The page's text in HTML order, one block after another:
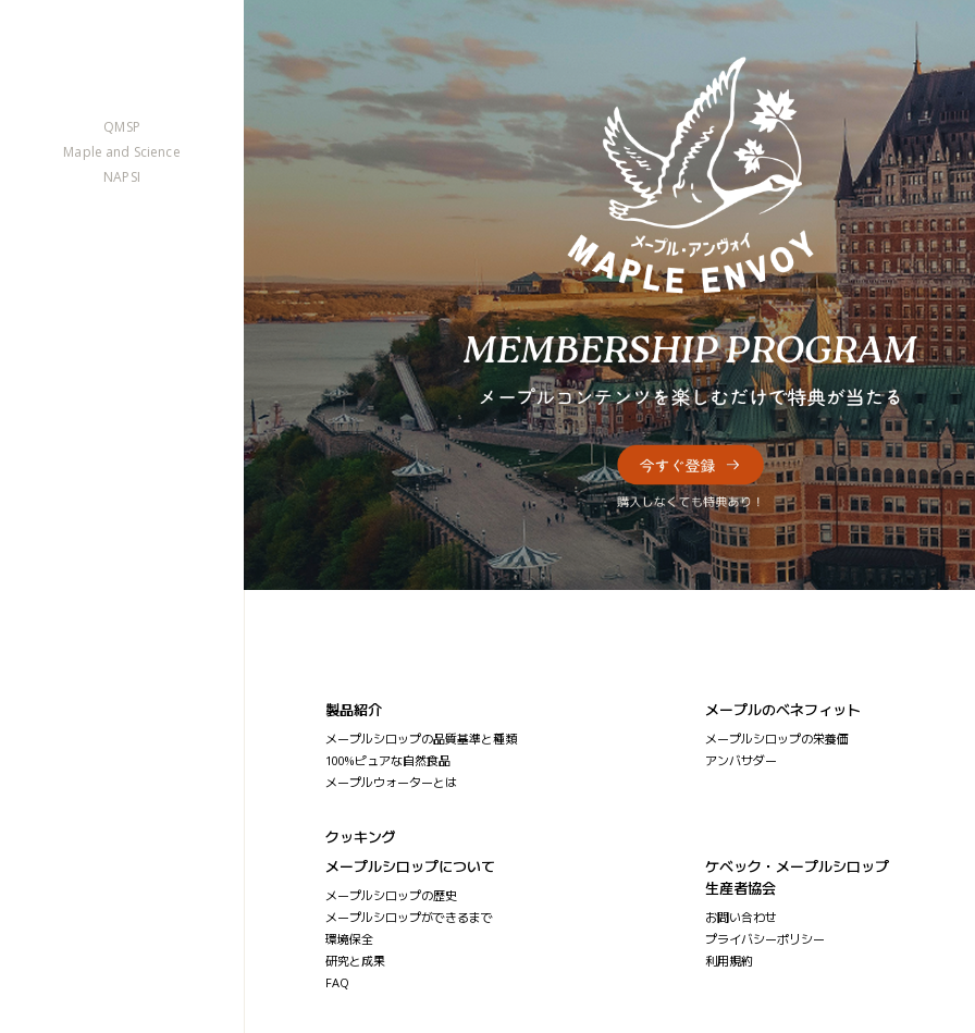
QMSP
Maple and Science
NAPSI
製品紹介
メープルシロップの品質基準と種類
100%ピュアな自然食品
メープルウォーターとは
クッキング
メープルのベネフィット
メープルシロップの栄養価
アンバサダー
メープルシロップについて
メープルシロップの歴史
メープルシロップができるまで
環境保全
研究と成果
FAQ
ケベック・メープルシロップ
生産者協会
お問い合わせ
プライバシーポリシー
利用規約